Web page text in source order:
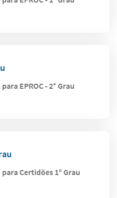
EPROC - 2° Grau
para Certidões 1º Grau